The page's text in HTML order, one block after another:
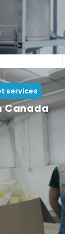
services
Canada